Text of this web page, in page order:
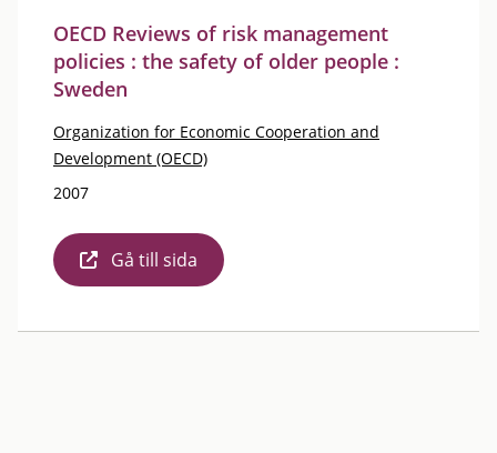
OECD Reviews of risk management
policies : the safety of older people :
Sweden
Organization for Economic Cooperation and
Development (OECD)
2007
Gå till sida